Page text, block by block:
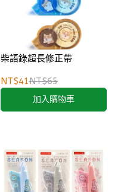
柴語錄超長修正帶
NT$41NT$65
加入購物車